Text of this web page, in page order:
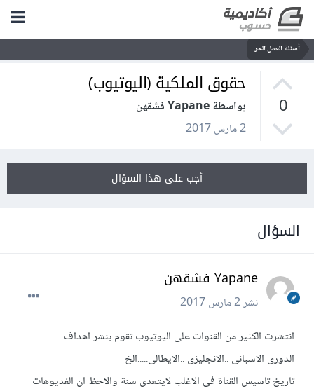
أسئلة العمل الحر
0
حقوق الملكية (اليوتيوب)
بواسطة Yapane فشقهن
2 مارس 2017
أجب على هذا السؤال
السؤال
Yapane فشقهن
نشر2 مارس 2017
انتشرت الكثير من القنوات على اليوتيوب تقوم بنشر اهداف
الدورى الاسبانى ..الانجليزى ..الايطالى.....الخ
تاريخ تاسيس القناة فى الاغلب لايتعدى سنة والاحظ ان الفديوهات